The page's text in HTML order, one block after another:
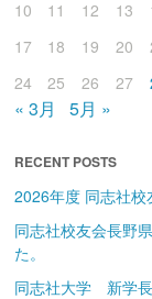
10
11 12 13
17
18 19 20
24
25 26 27
« 3月 5月 »
RECENT POSTS
2026年度 同志社校
同志社校友会長野
た。
同志社大学 新学